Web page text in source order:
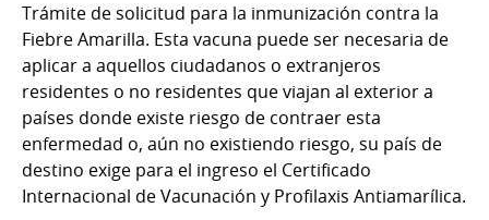
Trámite de solicitud para la inmunización contra la
Fiebre Amarilla. Esta vacuna puede ser necesaria de
aplicar a aquellos ciudadanos o extranjeros
residentes o no residentes que viajan al exterior a
países donde existe riesgo de contraer esta
enfermedad o, aún no existiendo riesgo, su país de
destino exige para el ingreso el Certificado
Internacional de Vacunación y Profilaxis Antiamarílica.